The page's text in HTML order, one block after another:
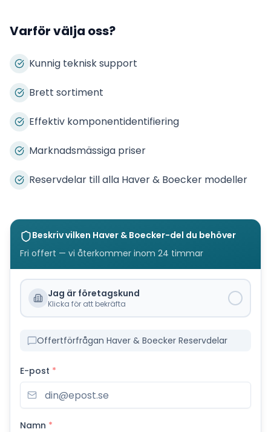
Varför välja oss?
Kunnig teknisk support
Brett sortiment
Effektiv komponentidentifiering
Marknadsmässiga priser
Reservdelar till alla Haver & Boecker modeller
Beskriv vilken Haver & Boecker-del du behöver
Fri offert — vi återkommer inom 24 timmar
Jag är företagskund
Klicka för att bekräfta
Offertförfrågan Haver & Boecker Reservdelar
E-post *
Namn *